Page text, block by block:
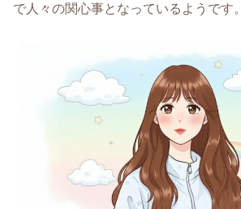
で人々の関心事となっているようです。